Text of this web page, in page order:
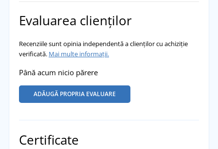
Evaluarea clienților
Recenziile sunt opinia independentă a clienților cu achiziție
verificată. Mai multe informații.
Până acum nicio părere
ADĂUGĂ PROPRIA EVALUARE
Certificate